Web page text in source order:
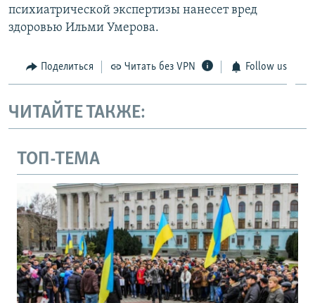
психиатрической экспертизы нанесет вред
здоровью Ильми Умерова.
Поделиться Читать без VPN Follow us
ЧИТАЙТЕ ТАКЖЕ:
ТОП-ТЕМА